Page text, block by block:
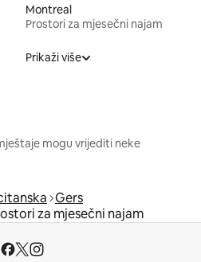
Montreal
Prostori za mjesečni najam
Prikaži više
mogu vrijediti neke
Gers
za mjesečni najam